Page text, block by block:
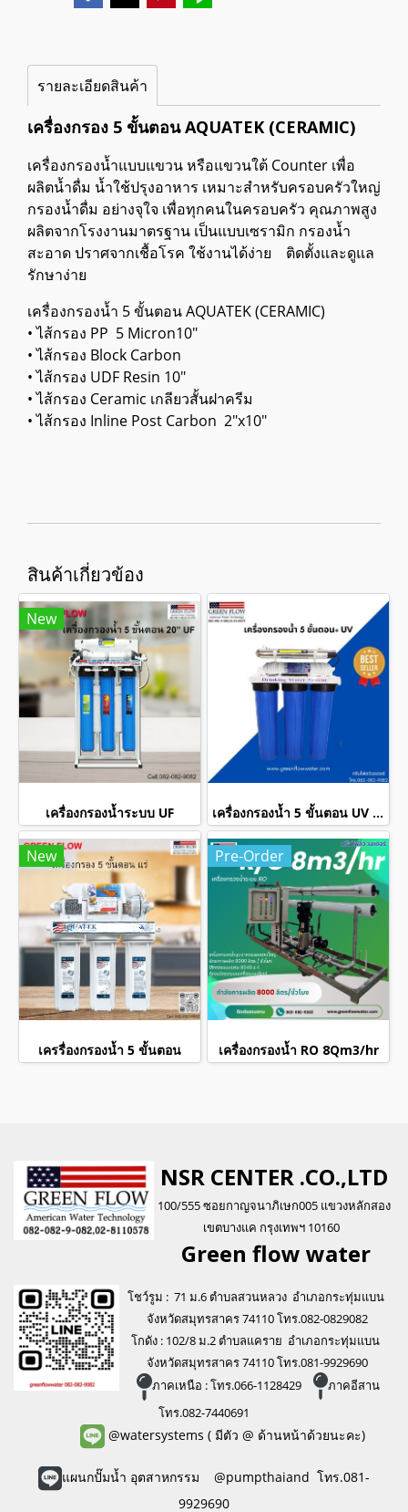
รายละเอียดสินค้า
เครื่องกรอง 5 ขั้นตอน AQUATEK (CERAMIC)
เครื่องกรองน้ำแบบแขวน หรือแขวนใต้ Counter เพื่อ
ผลิตน้ำดื่ม น้ำใช้ปรุงอาหาร เหมาะสำหรับครอบครัวใหญ่
กรองน้ำดื่ม อย่างจุใจ เพื่อทุกคนในครอบครัว คุณภาพสูง
ผลิตจากโรงงานมาตรฐาน เป็นแบบเซรามิก กรองน้ำ
สะอาด ปราศจากเชื้อโรค ใช้งานได้ง่าย ติดตั้งและดูแล
รักษาง่าย
เครื่องกรองน้ำ 5 ขั้นตอน AQUATEK (CERAMIC)
• ไส้กรอง PP 5 Micron10″
• ไส้กรอง Block Carbon
• ไส้กรอง UDF Resin 10″
• ไส้กรอง Ceramic เกลียวสั้นฝาครีม
• ไส้กรอง Inline Post Carbon 2″x10″
สินค้าเกี่ยวข้อง
New
เครื่องกรองน้ำระบบ UF เครื่องกรองน้ำ 5 ขั้นตอน UV 20 นิ้ว
New
เครรื่องกรองน้ำ 5 ขั้นตอน
Pre-Order
เครื่องกรองน้ำ RO 8Qm3/hr
NSR CENTER .CO.,LTD
100/555 ซอยกาญจนาภิเษก005 แขวงหลักสอง
เขตบางแค กรุงเทพฯ 10160
Green flow water
โชว์รูม : 71 ม.6 ตำบลสวนหลวง อำเภอกระทุ่มแบน
จังหวัดสมุทรสาคร 74110 โทร.082-0829082
โกดัง : 102/8 ม.2 ตำบลแคราย อำเภอกระทุ่มแบน
จังหวัดสมุทรสาคร 74110 โทร.081-9929690
ภาคเหนือ : โทร.066-1128429
ภาคอีสาน
โทร.082-7440691
@watersystems ( มีตัว @ ด้านหน้าด้วยนะคะ)
แผนกปั๊มน้ำ อุตสาหกรรม @pumpthaiand โทร.081-
9929690